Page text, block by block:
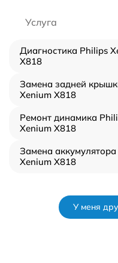
Услуга
Диагностика Philips
X818
Замена задней
Xenium X818
Ремонт динамика
Xenium X818
Замена
Xenium X818
У меня